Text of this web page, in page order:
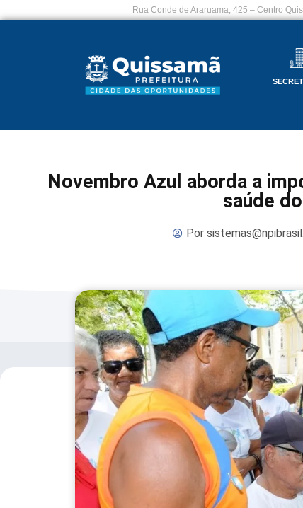
Rua Conde de Araruama, 425 – Centro
Novembro Azul aborda a
saúde
Por